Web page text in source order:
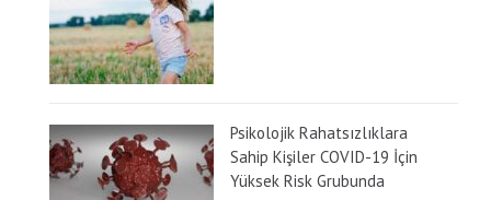
Psikolojik Rahatsızlıklara
Sahip Kişiler COVID-19 İçin
Yüksek Risk Grubunda